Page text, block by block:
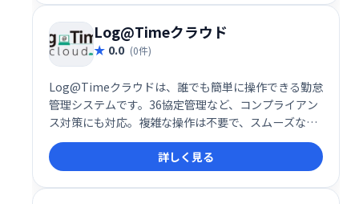
Log@Timeクラウド
0.0 (0件)
Log@Timeクラウドは、誰でも簡単に操作できる勤怠
管理システムです。36協定管理など、コンプライアン
ス対策にも対応。複雑な操作は不要で、スムーズな勤
怠管理を実現し、業務効率の向上に貢献します。
詳しく見る